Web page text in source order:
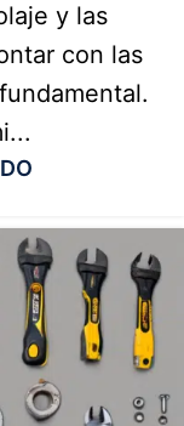
y las
con las